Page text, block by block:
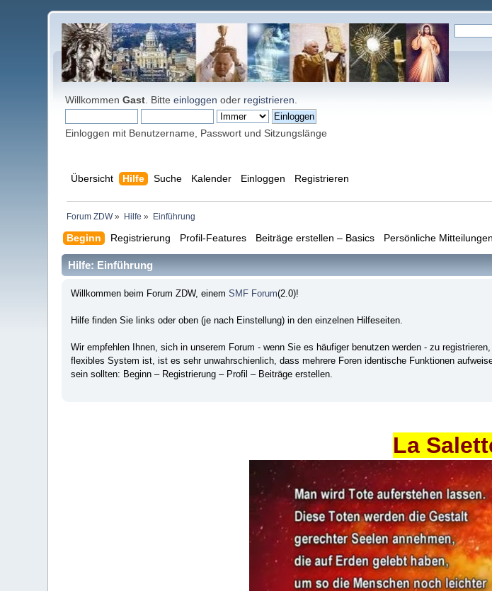
WillkommenGast . Bitteeinloggen oder registrieren
Einloggen mit Benutzername, Passwort und Sitzungslänge
Übersicht Hilfe Suche Kalender Einloggen Registrieren
Forum ZDW» Hilfe » Einführung
Beginn Registrierung Profil-Features Beiträge erstellen – Basics Persönliche Mitteilungen
Hilfe: Einführung
Willkommen beim Forum ZDW, einem SMF Forum(2.0)!
Hilfe finden Sie links oder oben (je nach Einstellung) in den einzelnen Hilfeseiten.
Wir empfehlen Ihnen, sich in unserem Forum - wenn Sie es häufiger benutzen werden - zu
flexibles System ist, ist es sehr unwahrschienlich, dass mehrere Foren identische Funktionen
sein sollten: Beginn – Registrierung – Profil – Beiträge erstellen.
La